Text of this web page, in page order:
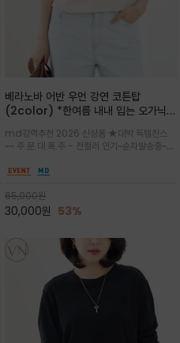
베라노바 어반 우먼 강연 코튼탑
(2color) *한여름 내내 입는 오가닉
워크 (Line Work) & 스케치/감각적
인 아트워크 프린트가 시선을 끄는 루즈
핏 강연티셔츠
md강력추천 2026 신상품 ★대박 득템찬스
~~ 주.문.대.폭.주 - 전컬러 인기~순차발송중~★
한 착용감을 선사하며, 자연스럽게 떨어지는 실루
으로도 포인트가 되며, 데일리 활
65,000원
30,000원 53%